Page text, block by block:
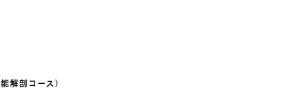
解剖コース）